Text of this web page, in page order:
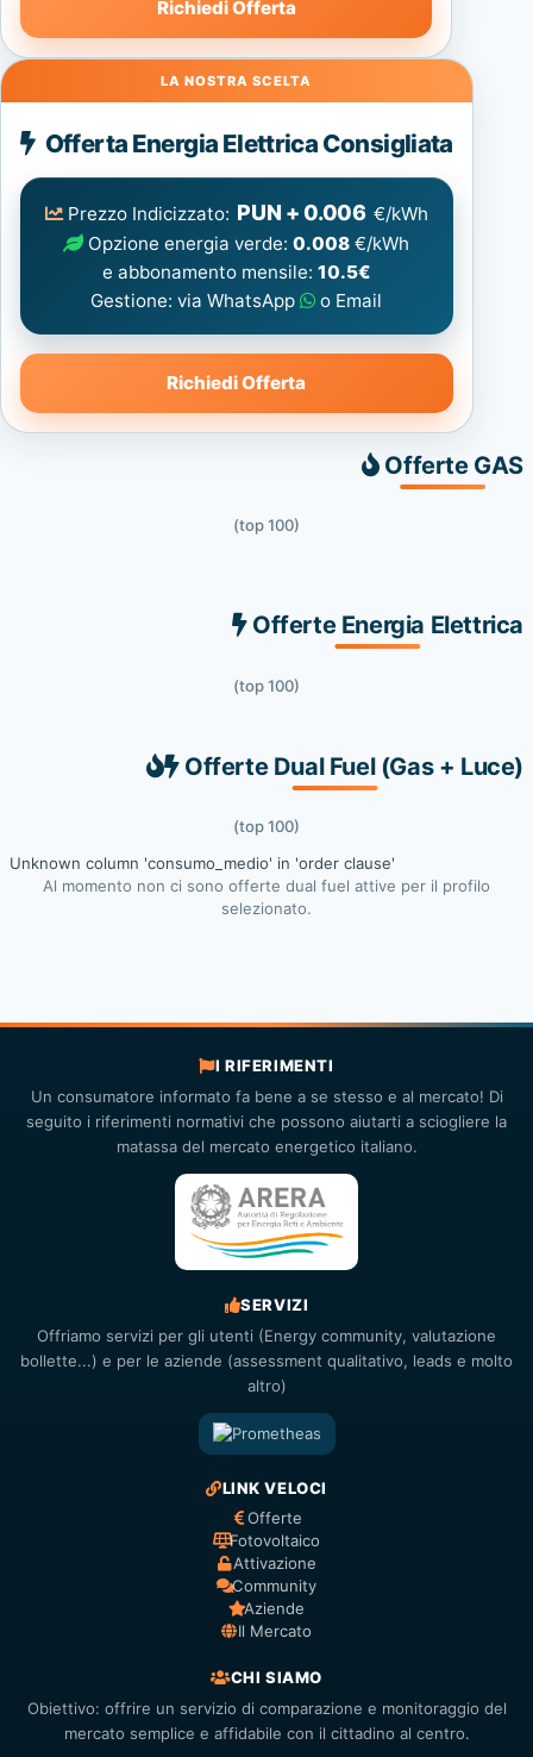
Richiedi Offerta
Energia
Elettrica
consigliata
Offerta Energia Elettrica Consigliata
Prezzo Indicizzato: PUN + 0.006 €/kWh
Opzione energia verde:0.008 €/kWh
e abbonamento mensile: 10.5€
Gestione: via WhatsApp
o Email
Richiedi Offerta
Offerte GAS
(top 100)
Offerte Energia Elettrica
(top 100)
Offerte Dual Fuel (Gas + Luce)
(top 100)
Unknown column 'consumo_medio' in 'order clause'
Al momento non ci sono offerte dual fuel attive per il profilo
selezionato.
I RIFERIMENTI
Un consumatore informato fa bene a se stesso e al mercato! Di
seguito i riferimenti normativi che possono aiutarti a sciogliere la
matassa del mercato energetico italiano.
SERVIZI
Offriamo servizi per gli utenti (Energy community, valutazione
bollette...) e per le aziende (assessment qualitativo, leads e molto
altro)
LINK VELOCI
Offerte
Fotovoltaico
Attivazione
Community
Aziende
Il Mercato
CHI SIAMO
Obiettivo: offrire un servizio di comparazione e monitoraggio del
mercato semplice e affidabile con il cittadino al centro.